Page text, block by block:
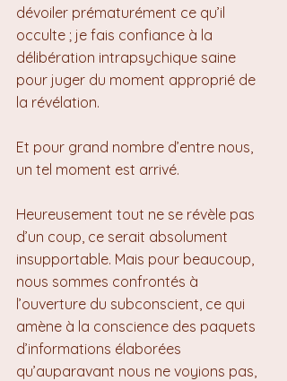
dévoiler prématurément ce qu’il
occulte ; je fais confiance à la
délibération intrapsychique saine
pour juger du moment approprié de
la révélation.
Et pour grand nombre d’entre nous,
un tel moment est arrivé.
Heureusement tout ne se révèle pas
d’un coup, ce serait absolument
insupportable. Mais pour beaucoup,
nous sommes confrontés à
l’ouverture du subconscient, ce qui
amène à la conscience des paquets
d’informations élaborées
qu’auparavant nous ne voyions pas,